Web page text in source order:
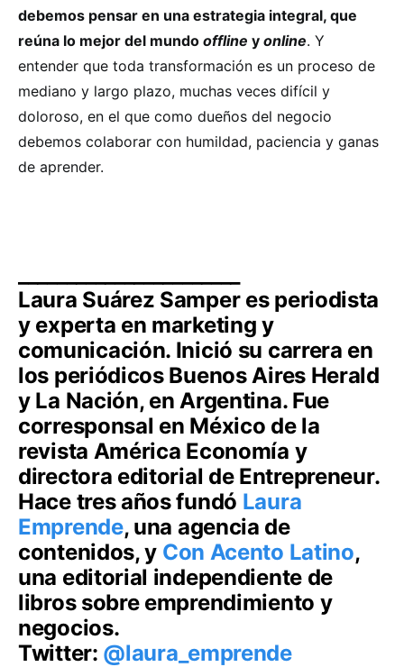
debemos pensar en una estrategia integral, que
reúna lo mejor del mundo offline y online. Y
entender que toda transformación es un proceso de
mediano y largo plazo, muchas veces difícil y
doloroso, en el que como dueños del negocio
debemos colaborar con humildad, paciencia y ganas
de aprender.
Laura Suárez Samper es periodista
y experta en marketing y
comunicación. Inició su carrera en
los periódicos Buenos Aires Herald
y La Nación, en Argentina. Fue
corresponsal en México de la
revista América Economía y
directora editorial de Entrepreneur.
Hace tres años fundó Laura
Emprende, una agencia de
contenidos, y Con Acento Latino,
una editorial independiente de
libros sobre emprendimiento y
negocios.
Twitter: @laura_emprende